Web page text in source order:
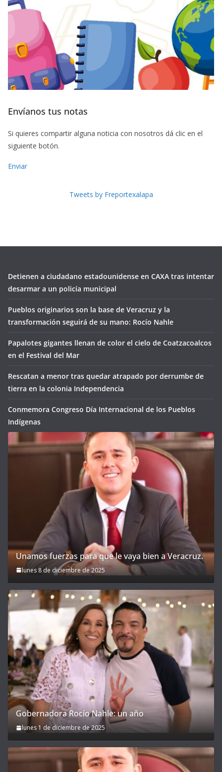
Envíanos tus notas
Si quieres compartir alguna noticia con nosotros dá clic en el
siguiente botón.
Enviar
Tweets by Freportexalapa
Detienen a ciudadano estadounidense en CAXA tras intentar
desarmar a un policía municipal
Pueblos originarios son la base de Veracruz y la
transformación seguirá de su mano: Rocío Nahle
Papalotes gigantes llenan de color el cielo de Coatzacoalcos
en el Festival del Mar
Rescatan a menor tras quedar atrapado por derrumbe de
tierra en la colonia Independencia
Conmemora Congreso Día Internacional de los Pueblos
Indígenas
Unamos fuerzas para que le vaya bien a Veracruz.
lunes 8 de diciembre de 2025
Gobernadora Rocío Nahle: un año
lunes 1 de diciembre de 2025